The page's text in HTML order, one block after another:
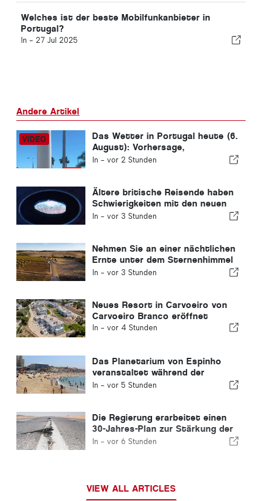
Welches ist der beste Mobilfunkanbieter in
Portugal?
In - 27 Jul 2025
Andere Artikel
Das Wetter in Portugal heute (6.
August): Vorhersage,
Temperaturen und was Sie
In - vor 2 Stunden
Ältere britische Reisende haben
Schwierigkeiten mit den neuen
Fingerabdruckkontrollen der
In - vor 3 Stunden
Nehmen Sie an einer nächtlichen
Ernte unter dem Sternenhimmel
im Alentejo teil
In - vor 3 Stunden
Neues Resort in Carvoeiro von
Carvoeiro Branco eröffnet
In - vor 4 Stunden
Das Planetarium von Espinho
veranstaltet während der
Sonnenfinsternis in Portugal
In - vor 5 Stunden
Die Regierung erarbeitet einen
30-Jahres-Plan zur Stärkung der
Widerstandsfähigkeit Portugals
In - vor 6 Stunden
VIEW ALL ARTICLES